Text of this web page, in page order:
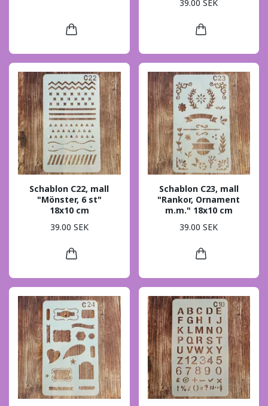
39.00 SEK
Schablon C22, mall
"Mönster, 6 st"
18x10 cm
39.00 SEK
Schablon C23, mall
"Rankor, Ornament
m.m." 18x10 cm
39.00 SEK